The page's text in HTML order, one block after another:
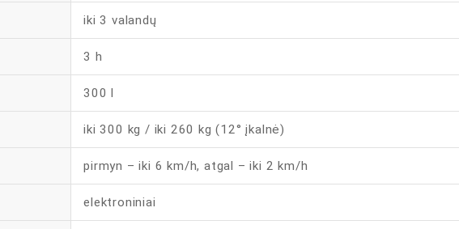
iki 3 valandų
3 h
300 l
iki 300 kg / iki 260 kg (12° įkalnė)
pirmyn – iki 6 km/h, atgal – iki 2 km/h
elektroniniai